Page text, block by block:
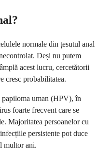
normale din țesutul anal
Deși nu putem
acest lucru, cercetătorii
cresc probabilitatea.
papiloma uman (HPV), în
foarte frecvent care se
Majoritatea persoanelor cu
persistente pot duce
multor ani.